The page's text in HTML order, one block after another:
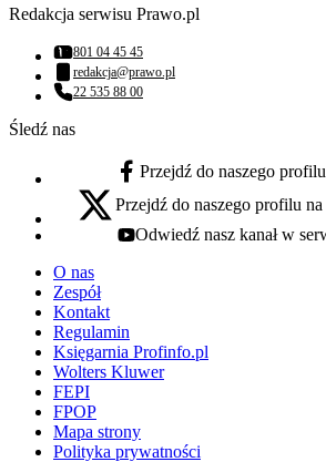
Redakcja serwisu Prawo.pl
Numer telefonu:
801 04 45 45
Adres email:
redakcja@prawo.pl
Numer telefonu:
22 535 88 00
Śledź nas
facebook - otwiera się w nowej karcie
Przejdź do naszego
x - otwiera się w nowej karcie
Przejdź do naszego profilu
youtube - otwiera się w nowej karcie
Odwiedź nasz kanał w
O nas
Zespół
Kontakt
Regulamin
Księgarnia Profinfo.pl
Wolters Kluwer
FEPI
FPOP
Mapa strony
Polityka prywatności